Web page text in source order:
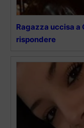
Ragazza uccisa a
rispondere